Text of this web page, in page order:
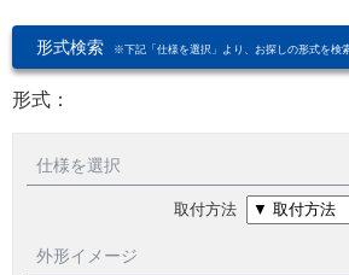
形式検索 ※下記「仕様を選択」より、お探しの形式を検
形式：
仕様を選択
取付方法
外形イメージ